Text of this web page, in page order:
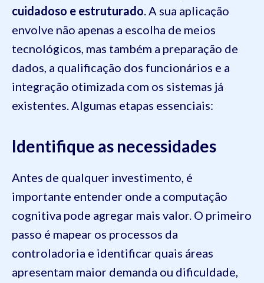
cuidadoso e estruturado. A sua aplicação
envolve não apenas a escolha de meios
tecnológicos, mas também a preparação de
dados, a qualificação dos funcionários e a
integração otimizada com os sistemas já
existentes. Algumas etapas essenciais:
Identifique as necessidades
Antes de qualquer investimento, é
importante entender onde a computação
cognitiva pode agregar mais valor. O primeiro
passo é mapear os processos da
controladoria e identificar quais áreas
apresentam maior demanda ou dificuldade,